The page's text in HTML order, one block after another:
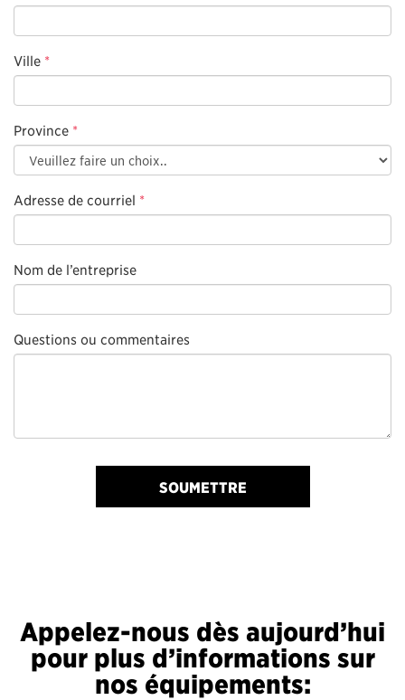
Ville *
Province *
Adresse de courriel *
Nom de l’entreprise
Questions ou commentaires
SOUMETTRE
Appelez-nous dès aujourd’hui
pour plus d’informations sur
nos équipements: